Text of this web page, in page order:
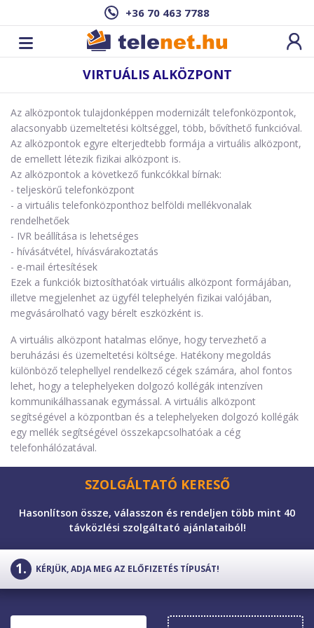
+36 70 463 7788
VIRTUÁLIS ALKÖZPONT
Az alközpontok tulajdonképpen modernizált telefonközpontok,
alacsonyabb üzemeltetési költséggel, több, bővíthető funkcióval.
Az alközpontok egyre elterjedtebb formája a virtuális alközpont,
de emellett létezik fizikai alközpont is.
Az alközpontok a következő funkcókkal bírnak:
- teljeskörű telefonközpont
- a virtuális telefonközponthoz belföldi mellékvonalak
rendelhetőek
- IVR beállítása is lehetséges
- hívásátvétel, hívásvárakoztatás
- e-mail értesítések
Ezek a funkciók biztosíthatóak virtuális alközpont formájában,
illetve megjelenhet az ügyfél telephelyén fizikai valójában,
megvásárolható vagy bérelt eszközként is.
A virtuális alközpont hatalmas előnye, hogy tervezhető a
beruházási és üzemeltetési költsége. Hatékony megoldás
különböző telephellyel rendelkező cégek számára, ahol fontos
lehet, hogy a telephelyeken dolgozó kollégák intenzíven
kommunikálhassanak egymással. A virtuális alközpont
segítségével a központban és a telephelyeken dolgozó kollégák
egy mellék segítségével összekapcsolhatóak a cég
telefonhálózatával.
SZOLGÁLTATÓ KERESŐ
Hasonlítson össze, válasszon és rendeljen több mint 40
távközlési szolgáltató ajánlataiból!
KÉRJÜK, ADJA MEG AZ ELŐFIZETÉS TÍPUSÁT!